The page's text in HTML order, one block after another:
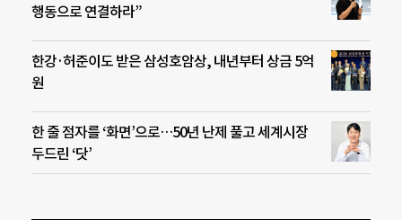
행동으로 연결하라”
한강·허준이도 받은 삼성호암상, 내년부터 상금 5억
원
한 줄 점자를 ‘화면’으로…50년 난제 풀고 세계시장
두드린 ‘닷’